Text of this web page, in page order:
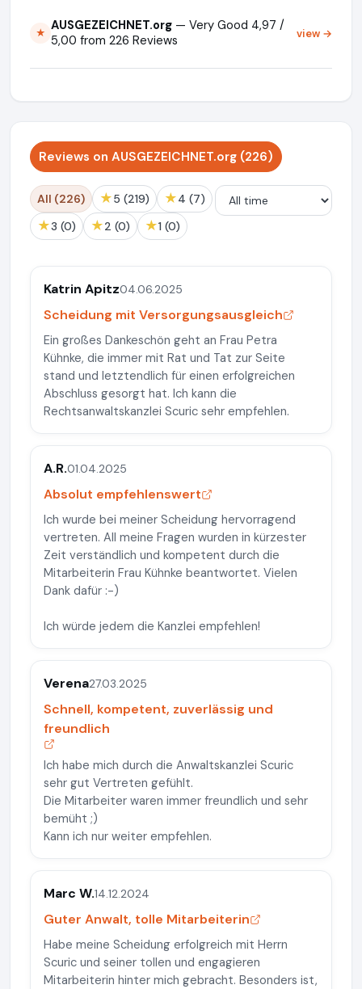
★ AUSGEZEICHNET.org — Very Good 4,97 /
5,00 from 226 Reviews
view →
Reviews on AUSGEZEICHNET.org (226)
All (226) ★ 5 (219) ★ 4 (7)
★ 3 (0) ★ 2 (0) ★ 1 (0)
Katrin Apitz04.06.2025
Scheidung mit Versorgungsausgleich
Ein großes Dankeschön geht an Frau Petra
Kühnke, die immer mit Rat und Tat zur Seite
stand und letztendlich für einen erfolgreichen
Abschluss gesorgt hat. Ich kann die
Rechtsanwaltskanzlei Scuric sehr empfehlen.
A.R.01.04.2025
Absolut empfehlenswert
Ich wurde bei meiner Scheidung hervorragend
vertreten. All meine Fragen wurden in kürzester
Zeit verständlich und kompetent durch die
Mitarbeiterin Frau Kühnke beantwortet. Vielen
Dank dafür :-)
Ich würde jedem die Kanzlei empfehlen!
Verena27.03.2025
Schnell, kompetent, zuverlässig und
freundlich
Ich habe mich durch die Anwaltskanzlei Scuric
sehr gut Vertreten gefühlt.
Die Mitarbeiter waren immer freundlich und sehr
bemüht ;)
Kann ich nur weiter empfehlen.
Marc W.14.12.2024
Guter Anwalt, tolle Mitarbeiterin
Habe meine Scheidung erfolgreich mit Herrn
Scuric und seiner tollen und engagieren
Mitarbeiterin hinter mich gebracht. Besonders ist,